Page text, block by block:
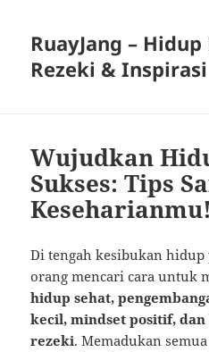
RuayJang – Hidup
Rezeki & Inspirasi
Wujudkan
Sukses: Tips
Keseharianmu!
Di tengah kesibukan
orang mencari cara untuk
hidup sehat,
kecil, mindset positif,
rezeki. Memadukan